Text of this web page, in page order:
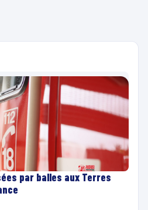
par balles aux Terres